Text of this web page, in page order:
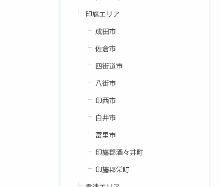
印旛エリア
成田市
佐倉市
四街道市
八街市
印西市
白井市
富里市
印旛郡酒々井町
印旛郡栄町